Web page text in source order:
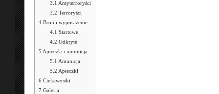
3.1 Antyterroryści
3.2 Terroryści
4 Broń i wyposażenie
4.1 Startowe
4.2 Odkryte
5 Apteczki i amunicja
5.1 Amunicja
5.2 Apteczki
6 Ciekawostki
7 Galeria